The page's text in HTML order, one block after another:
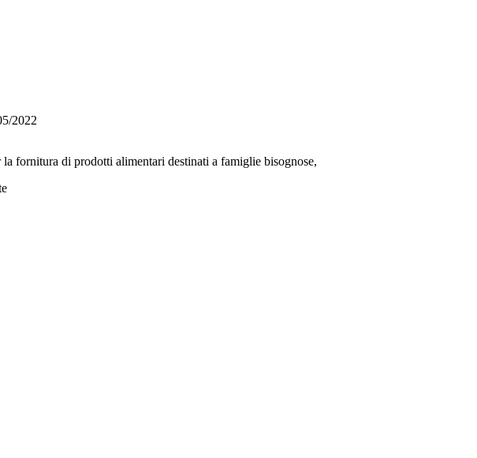
2022
fornitura di prodotti alimentari destinati a famiglie bisognose,